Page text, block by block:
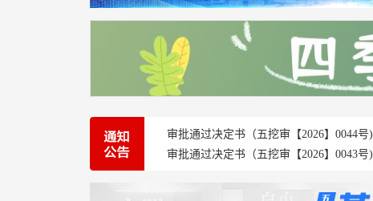
审批通过决定书（五挖审【2026】0044号)
审批通过决定书（五挖审【2026】0043号)